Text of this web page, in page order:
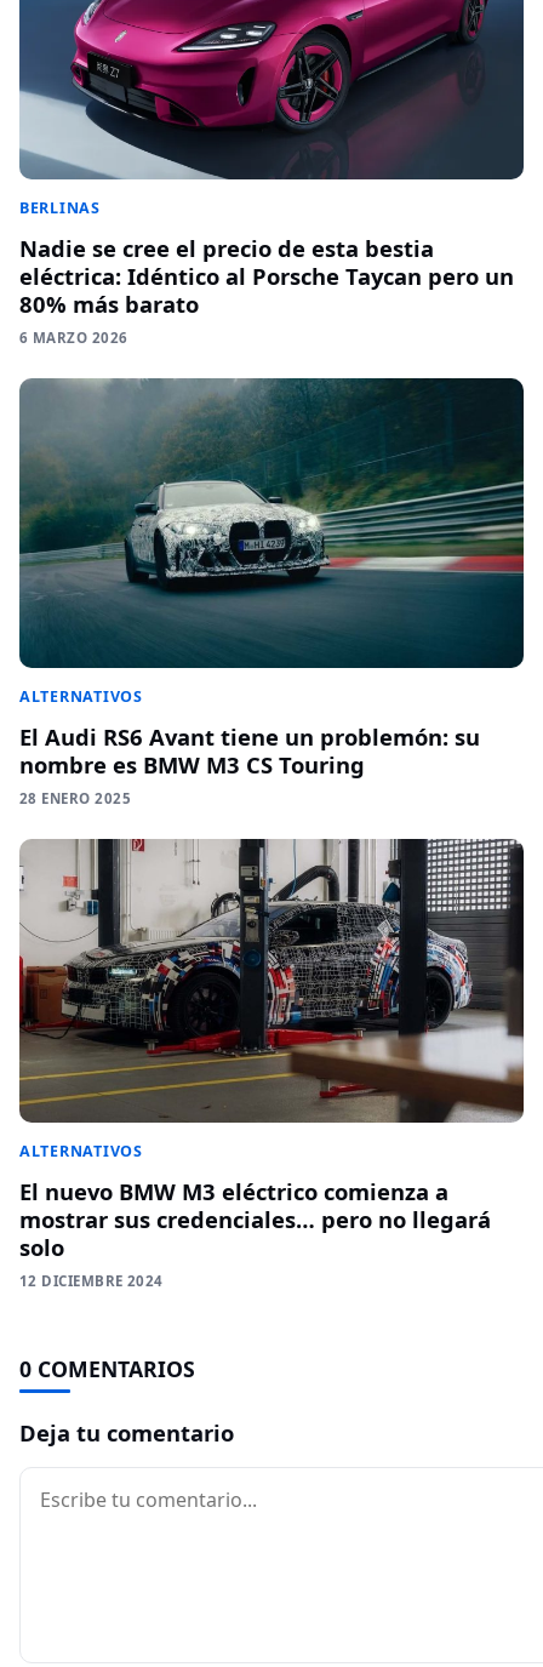
BERLINAS
Nadie se cree el precio de esta bestia
eléctrica: Idéntico al Porsche Taycan pero un
80% más barato
6 MARZO 2026
ALTERNATIVOS
El Audi RS6 Avant tiene un problemón: su
nombre es BMW M3 CS Touring
28 ENERO 2025
ALTERNATIVOS
El nuevo BMW M3 eléctrico comienza a
mostrar sus credenciales… pero no llegará
solo
12 DICIEMBRE 2024
0 COMENTARIOS
Deja tu comentario
Comentario